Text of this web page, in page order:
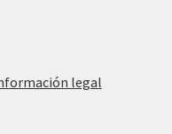
legal